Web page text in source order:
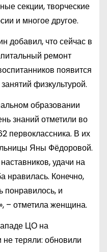
секции, творческие
и многое другое.
добавил, что сейчас в
ремонт
появится
физкультурой.
образовании
знаний отметили во
первоклассника. В их
Яны Фёдоровой.
удачи на
нравилась. Конечно,
понравилось, и
– отметила женщина.
ЦО на
не теряли: обновили